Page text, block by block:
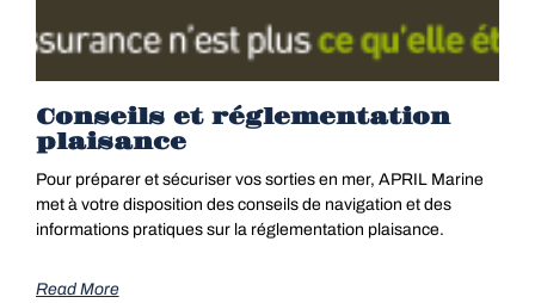
Conseils et réglementation
plaisance
Pour préparer et sécuriser vos sorties en mer, APRIL Marine
met à votre disposition des conseils de navigation et des
informations pratiques sur la réglementation plaisance.
Read More